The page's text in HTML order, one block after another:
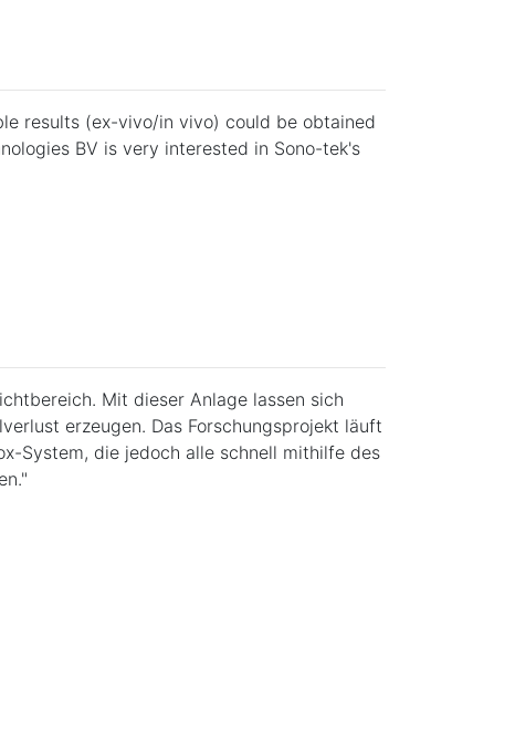
results (ex-vivo/in vivo) could be obtained
BV is very interested in Sono-tek's
Mit dieser Anlage lassen sich
erzeugen. Das Forschungsprojekt läuft
System, die jedoch alle schnell mithilfe des